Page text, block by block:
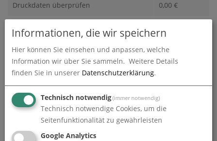
Druckdaten überprüfen 0,00 €
Produktion und Versand
Produktions- und Lieferzeit 0,00
Gesamtbetrag (netto)
zzgl. 19% MwSt.
Gesamtbetrag (brutto) 214,91
Informationen, die wir speichern
Hier können Sie einsehen und anpassen, welche
Information wir über Sie sammeln. Weitere Details
finden Sie in unserer Datenschutzerklärung.
Technisch notwendig(immer notwendig)
Technisch notwendige Cookies, um die
Seitenfunktionalität zu gewährleisten
Google Analytics